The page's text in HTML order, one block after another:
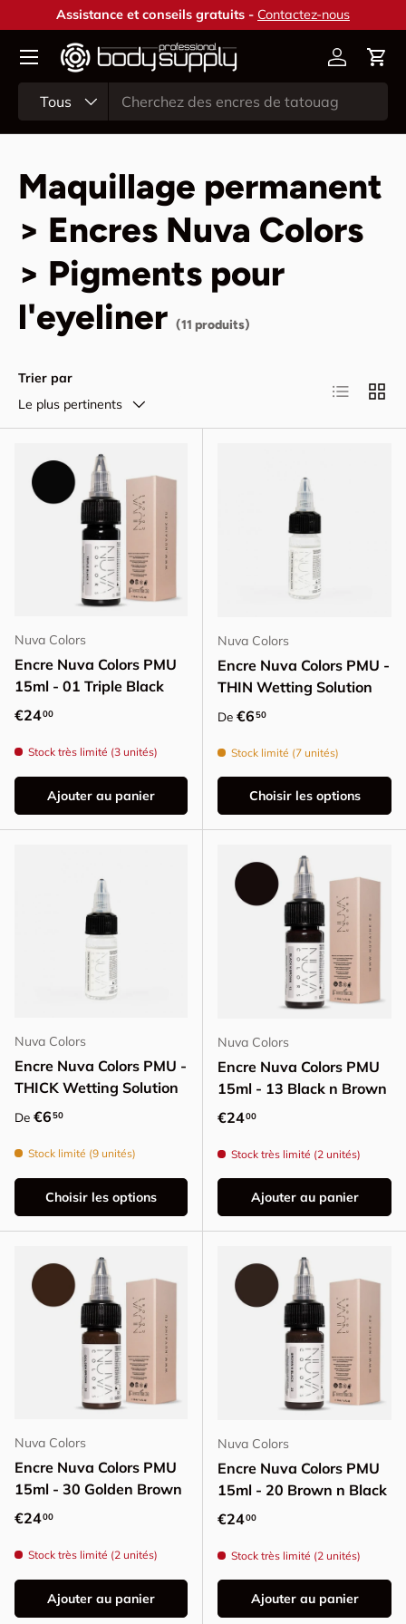
Aller au contenu
Assistance et conseils gratuits - Contactez-nous
Tous
Compte
Maquillage permanent
> Encres Nuva Colors
> Pigments pour
l'eyeliner (11 produits)
Trier par
Le plus pertinents
Liste Grille
Nuva Colors
Encre Nuva Colors PMU
15ml - 01 Triple Black
Prix habituel
€2400
Stock très limité (3 unités)
Ajouter au panier
Nuva Colors
Encre Nuva Colors PMU -
THIN Wetting Solution
Prix habituel
De €650
Stock limité (7 unités)
Choisir les options
Nuva Colors
Encre Nuva Colors PMU -
THICK Wetting Solution
Prix habituel
De €650
Stock limité (9 unités)
Choisir les options
Nuva Colors
Encre Nuva Colors PMU
15ml - 13 Black n Brown
Prix habituel
€2400
Stock très limité (2 unités)
Ajouter au panier
Nuva Colors
Encre Nuva Colors PMU
15ml - 30 Golden Brown
Prix habituel
€2400
Stock très limité (2 unités)
Ajouter au panier
Nuva Colors
Encre Nuva Colors PMU
15ml - 20 Brown n Black
Prix habituel
€2400
Stock très limité (2 unités)
Ajouter au panier